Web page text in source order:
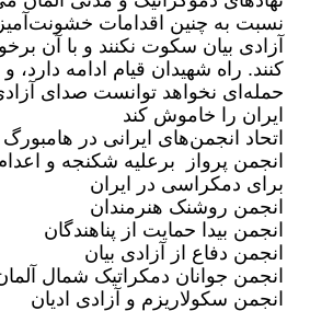
نسبت به چنین اقدامات خشونت‌آمیز
آزادی بیان سکوت نکنند و با آن
کنند. راه شهیدان قیام ادامه دارد،
حمله‌ای نخواهد توانست صدای
ایران را خاموش کند
اتحاد انجمن‌های ایرانی در
انجمن پرواز برعلیه شکنجه و
برای دمکراسی در ایران
انجمن روشنک هنرمندان
انجمن بیدا حمایت از پناهندگان
انجمن دفاع از آزادی بیان
انجمن جوانان دمکراتیک شمال
انجمن سکولاریزم و آزادی ادیان